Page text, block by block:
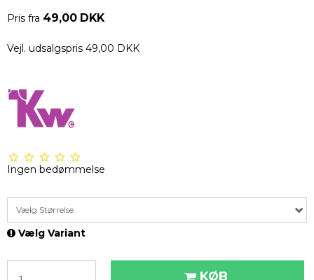
Pris fra 49,00 DKK
Vejl. udsalgspris 49,00 DKK
Ingen bedømmelse
Vælg Størrelse
Vælg Variant
KØB